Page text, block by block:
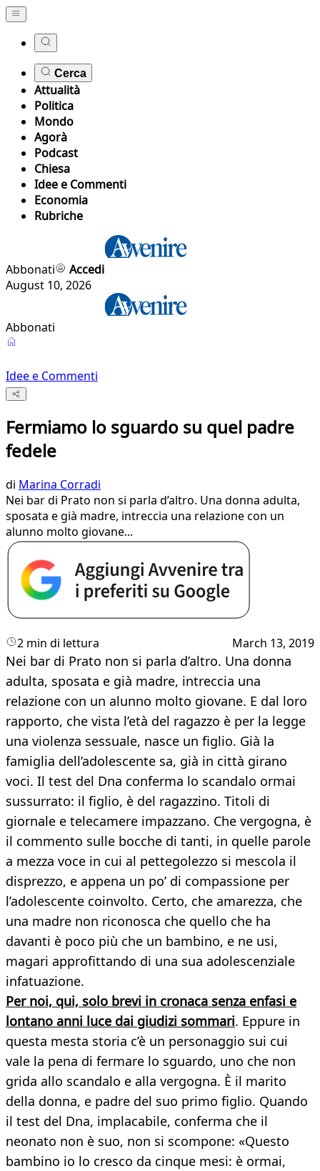
Cerca
Attualità
Politica
Mondo
Agorà
Podcast
Chiesa
Idee e Commenti
Economia
Rubriche
Abbonati
Accedi
August 10, 2026
Abbonati
Idee e Commenti
Fermiamo lo sguardo su quel padre
fedele
di Marina Corradi
Nei bar di Prato non si parla d’altro. Una donna adulta,
sposata e già madre, intreccia una relazione con un
alunno molto giovane...
2 min di lettura March 13, 2019
Nei bar di Prato non si parla d’altro. Una donna
adulta, sposata e già madre, intreccia una
relazione con un alunno molto giovane. E dal loro
rapporto, che vista l’età del ragazzo è per la legge
una violenza sessuale, nasce un figlio. Già la
famiglia dell’adolescente sa, già in città girano
voci. Il test del Dna conferma lo scandalo ormai
sussurrato: il figlio, è del ragazzino. Titoli di
giornale e telecamere impazzano. Che vergogna, è
il commento sulle bocche di tanti, in quelle parole
a mezza voce in cui al pettegolezzo si mescola il
disprezzo, e appena un po’ di compassione per
l’adolescente coinvolto. Certo, che amarezza, che
una madre non riconosca che quello che ha
davanti è poco più che un bambino, e ne usi,
magari approfittando di una sua adolescenziale
infatuazione.
Per noi, qui, solo brevi in cronaca senza enfasi e
lontano anni luce dai giudizi sommari. Eppure in
questa mesta storia c’è un personaggio sui cui
vale la pena di fermare lo sguardo, uno che non
grida allo scandalo e alla vergogna. È il marito
della donna, e padre del suo primo figlio. Quando
il test del Dna, implacabile, conferma che il
neonato non è suo, non si scompone: «Questo
bambino io lo cresco da cinque mesi: è ormai,